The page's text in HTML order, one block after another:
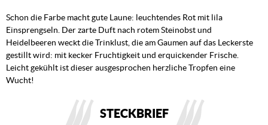
Schon die Farbe macht gute Laune: leuchtendes Rot mit lila
Einsprengseln. Der zarte Duft nach rotem Steinobst und
Heidelbeeren weckt die Trinklust, die am Gaumen auf das Leckerste
gestillt wird: mit kecker Fruchtigkeit und erquickender Frische.
Leicht gekühlt ist dieser ausgesprochen herzliche Tropfen eine
Wucht!
STECKBRIEF